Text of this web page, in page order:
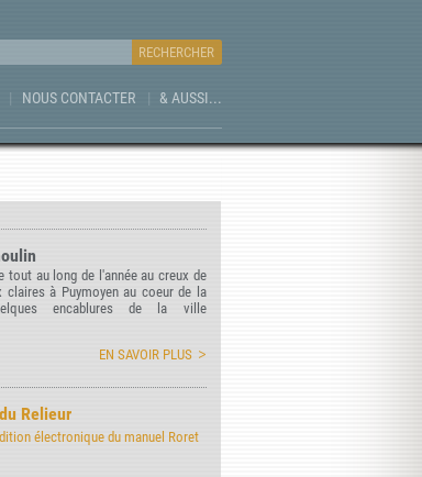
NOUS CONTACTER & AUSSI...
tout au long de l'année au creux de
claires à Puymoyen au coeur de la
encablures de la ville
EN SAVOIR PLUS
Relieur
électronique du manuel Roret